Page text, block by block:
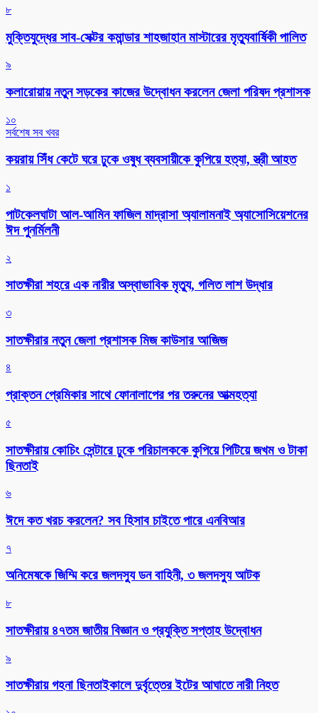
৮
মুক্তিযুদ্ধের সাব-সেক্টর কমান্ডার শাহজাহান মাস্টারের মৃত্যুবার্ষিকী পালিত
৯
কলারোয়ায় নতুন সড়কের কাজের উদ্বোধন করলেন জেলা পরিষদ প্রশাসক
১০
সর্বশেষ সব খবর
কয়রায় সিঁধ কেটে ঘরে ঢুকে ওষুধ ব্যবসায়ীকে কুপিয়ে হত্যা, স্ত্রী আহত
১
পাটকেলঘাটা আল-আমিন ফাজিল মাদ্রাসা অ্যালামনাই অ্যাসোসিয়েশনের
ঈদ পুনর্মিলনী
২
সাতক্ষীরা শহরে এক নারীর অস্বাভাবিক মৃত্যু, গলিত লাশ উদ্ধার
৩
সাতক্ষীরার নতুন জেলা প্রশাসক মিজ কাউসার আজিজ
৪
প্রাক্তন প্রেমিকার সাথে ফোনালাপের পর তরুনের আত্মহত্যা
৫
সাতক্ষীরায় কোচিং সেন্টারে ঢুকে পরিচালককে কুপিয়ে পিটিয়ে জখম ও টাকা
ছিনতাই
৬
ঈদে কত খরচ করলেন? সব হিসাব চাইতে পারে এনবিআর
৭
অনিমেষকে জিম্মি করে জলদস্যু ডন বাহিনী, ৩ জলদস্যু আটক
৮
সাতক্ষীরায় ৪৭তম জাতীয় বিজ্ঞান ও প্রযুক্তি সপ্তাহ উদ্বোধন
৯
সাতক্ষীরায় গহনা ছিনতাইকালে দুর্বৃত্তের ইটের আঘাতে নারী নিহত